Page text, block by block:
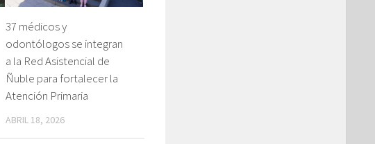
37 médicos y
odontólogos se integran
a la Red Asistencial de
Ñuble para fortalecer la
Atención Primaria
ABRIL 18, 2026